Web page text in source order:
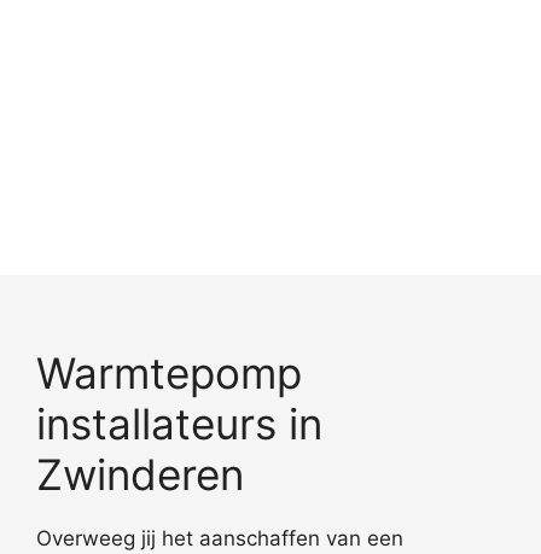
Warmtepomp
installateurs in
Zwinderen
Overweeg jij het aanschaffen van een